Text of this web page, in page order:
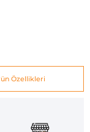
Özellikleri